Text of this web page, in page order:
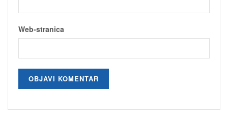
Web-stranica